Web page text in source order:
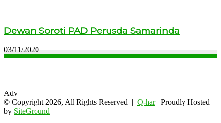
Dewan Soroti PAD Perusda Samarinda
03/11/2020
Adv
© Copyright 2026, All Rights Reserved | Q-har| Proudly Hosted
by SiteGround